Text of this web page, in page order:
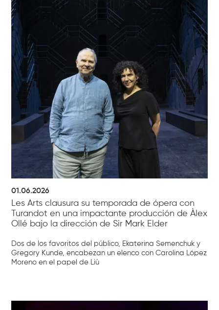
01.06.2026
Les Arts clausura su temporada de ópera con
Turandot en una impactante producción de Àlex
Ollé bajo la dirección de Sir Mark Elder
Dos de los favoritos del público, Ekaterina Semenchuk y
Gregory Kunde, encabezan un elenco con Carolina López
Moreno en el papel de Liù